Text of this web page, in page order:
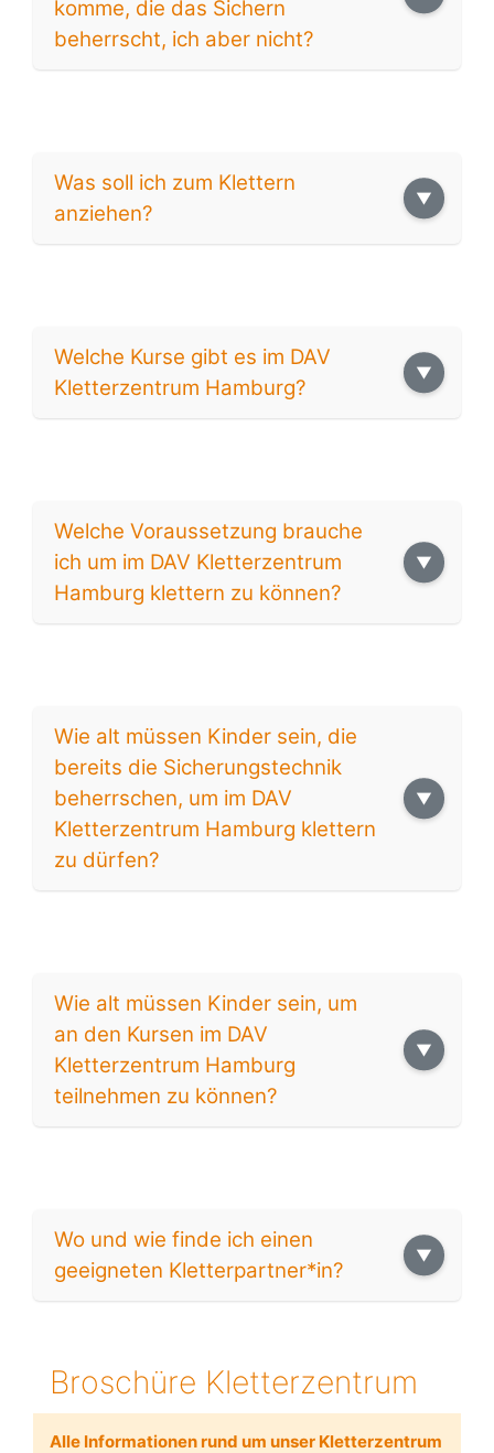
komme, die das Sichern
beherrscht, ich aber nicht?
Was soll ich zum Klettern
anziehen?
Welche Kurse gibt es im DAV
Kletterzentrum Hamburg?
Welche Voraussetzung brauche
ich um im DAV Kletterzentrum
Hamburg klettern zu können?
Wie alt müssen Kinder sein, die
bereits die Sicherungstechnik
beherrschen, um im DAV
Kletterzentrum Hamburg klettern
zu dürfen?
Wie alt müssen Kinder sein, um
an den Kursen im DAV
Kletterzentrum Hamburg
teilnehmen zu können?
Wo und wie finde ich einen
geeigneten Kletterpartner*in?
Broschüre Kletterzentrum
Alle Informationen rund um unser Kletterzentrum